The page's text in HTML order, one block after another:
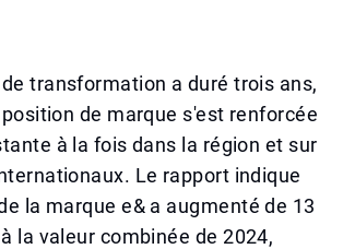
transformation a duré trois ans,
de marque s'est renforcée
à la fois dans la région et sur
Le rapport indique
la marque e& a augmenté de 13
la valeur combinée de 2024,